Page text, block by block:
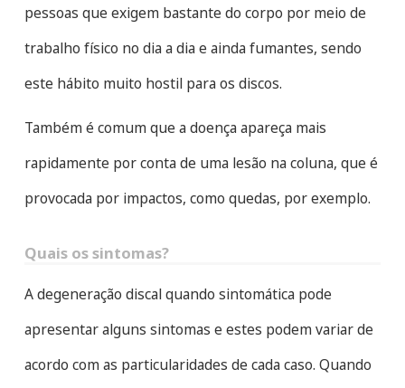
pessoas que exigem bastante do corpo por meio de
trabalho físico no dia a dia e ainda fumantes, sendo
este hábito muito hostil para os discos.
Também é comum que a doença apareça mais
rapidamente por conta de uma lesão na coluna, que é
provocada por impactos, como quedas, por exemplo.
Quais os sintomas?
A degeneração discal quando sintomática pode
apresentar alguns sintomas e estes podem variar de
acordo com as particularidades de cada caso. Quando